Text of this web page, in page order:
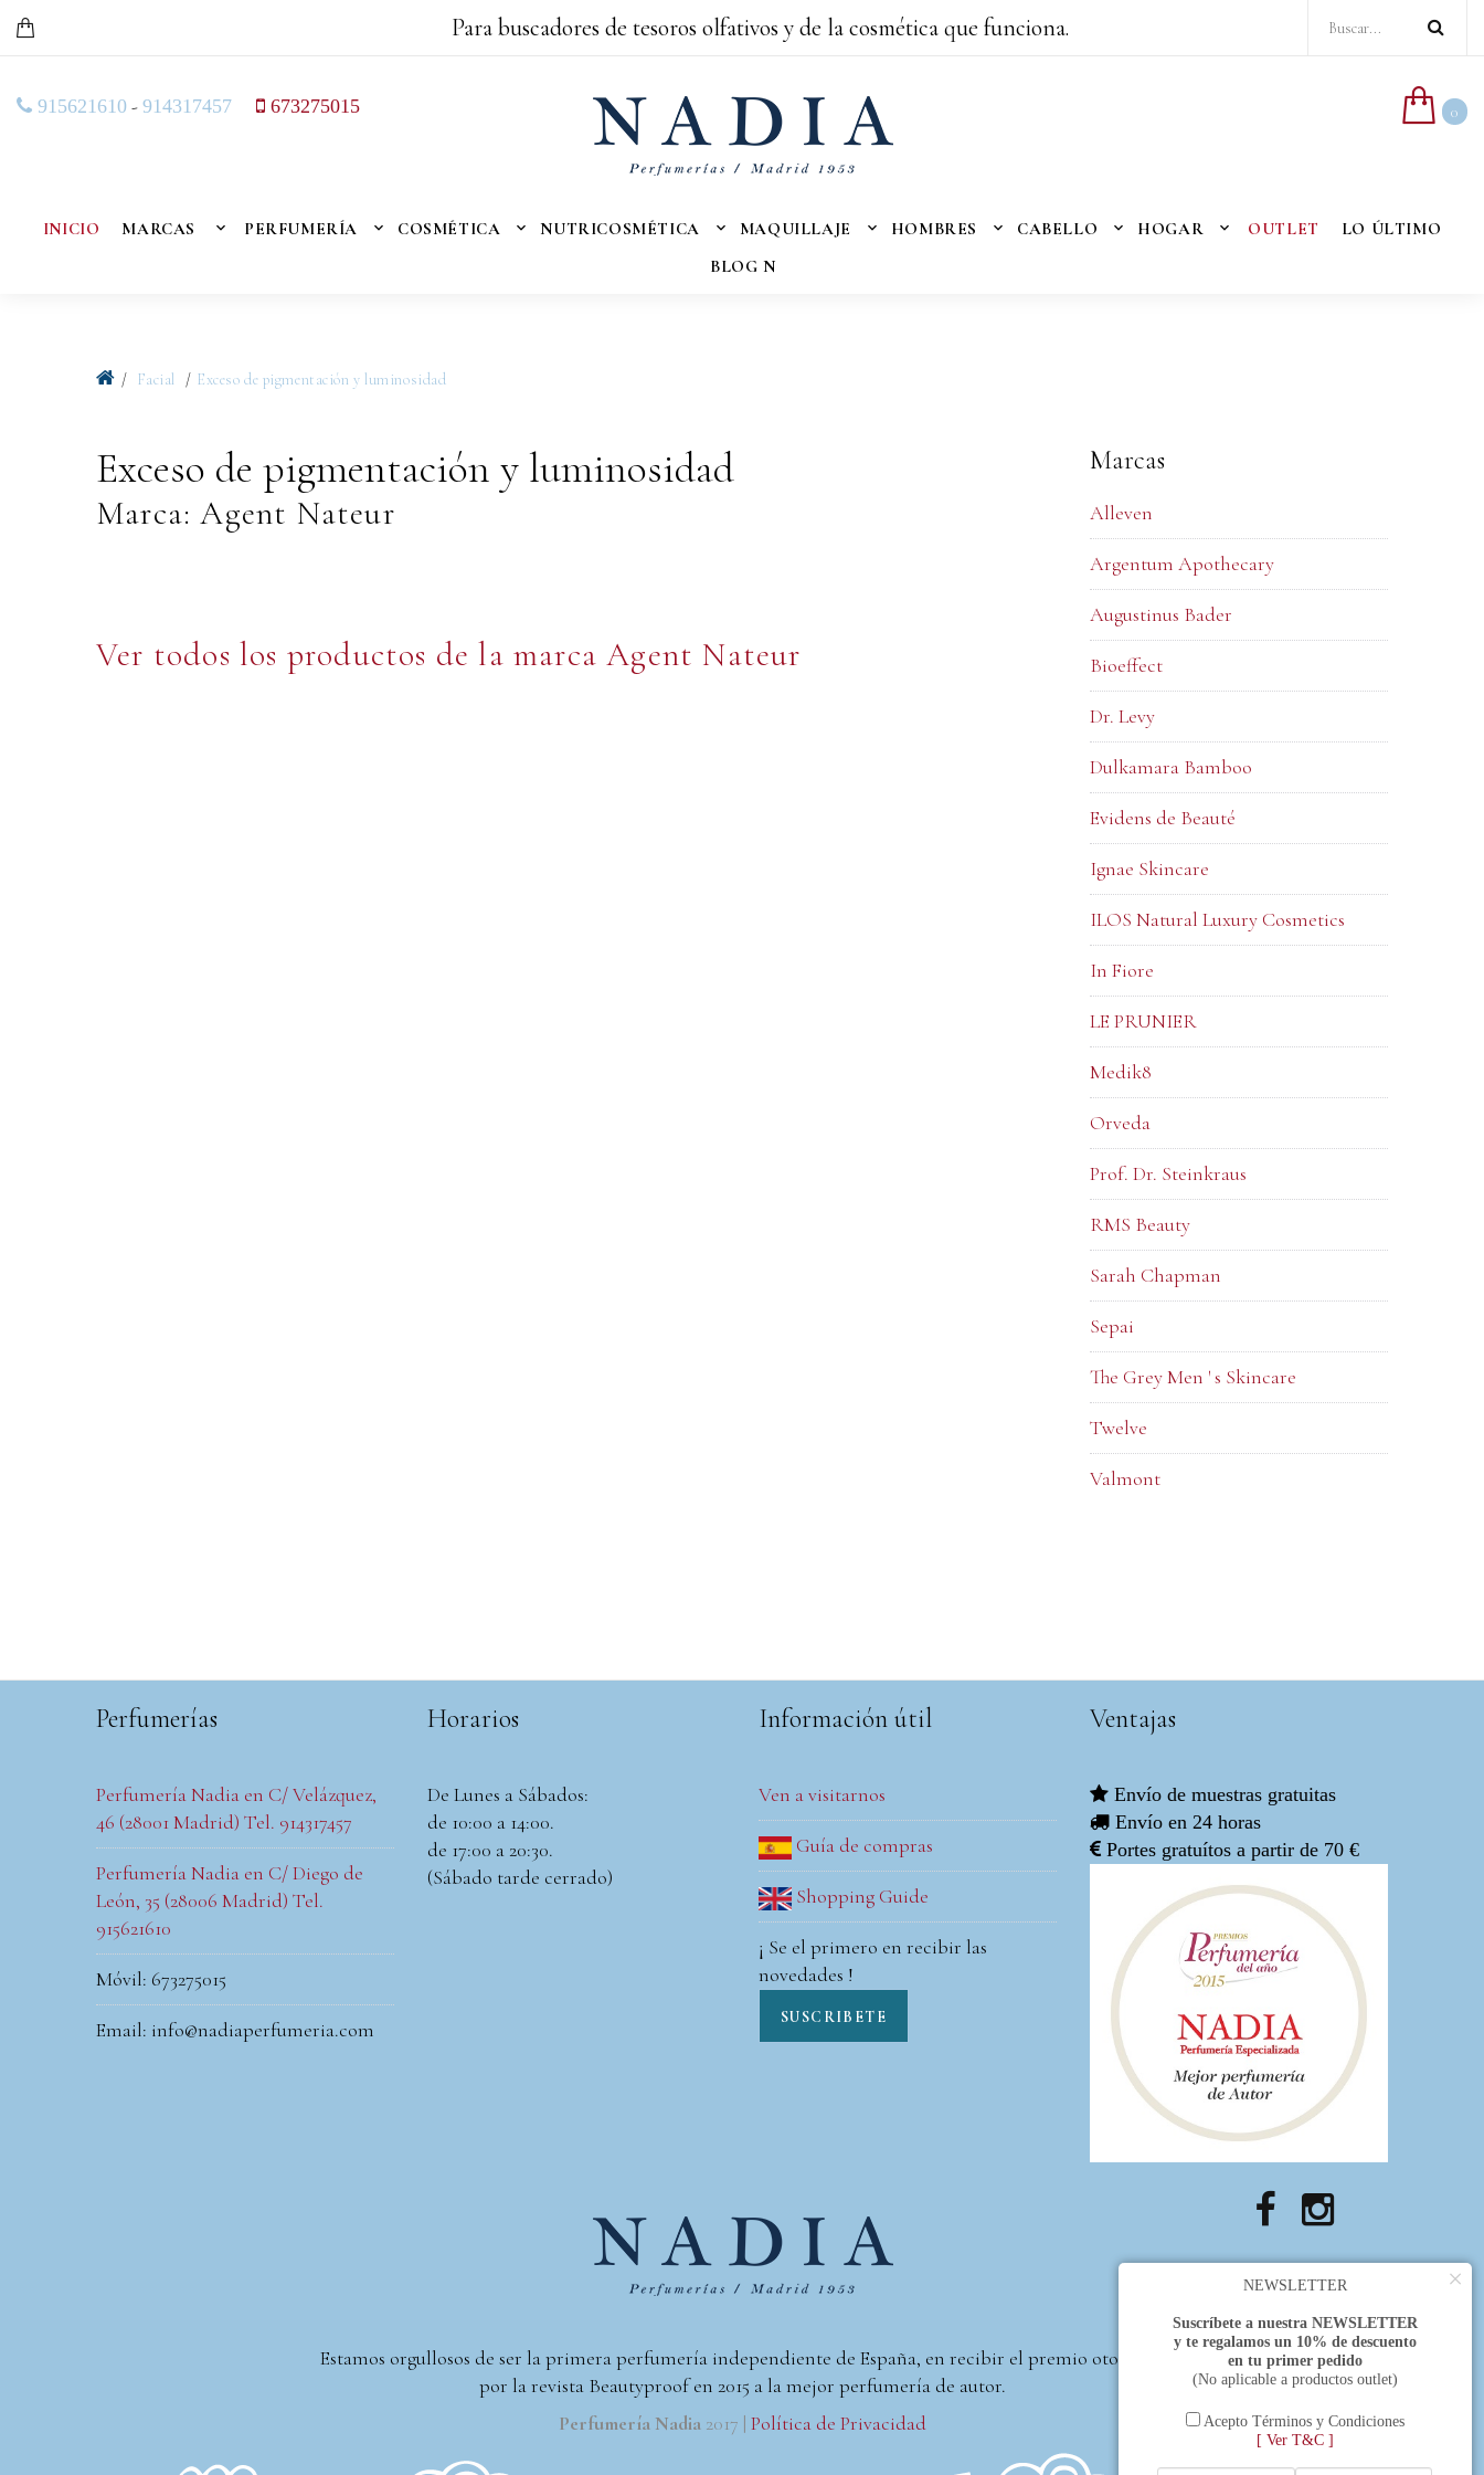
Para buscadores de tesoros olfativos y de la cosmética que funciona.
915621610 - 914317457 673275015 0
INICIO MARCAS PERFUMERÍA COSMÉTICA NUTRICOSMÉTICA MAQUILLAJE HOMBRES CABELLO HOGAR OUTLET
LO ÚLTIMO
BLOG N
Facial Exceso de pigmentación y luminosidad
Exceso de pigmentación y luminosidad
Marca: Agent Nateur
Ver todos los productos de la marca Agent Nateur
Marcas
Alleven
Argentum Apothecary
Augustinus Bader
Bioeffect
Dr. Levy
Dulkamara Bamboo
Evidens de Beauté
Ignae Skincare
ILOS Natural Luxury Cosmetics
In Fiore
LE PRUNIER
Medik8
Orveda
Prof. Dr. Steinkraus
RMS Beauty
Sarah Chapman
Sepai
The Grey Men ' s Skincare
Twelve
Valmont
Horarios
De Lunes a Sábados:
de 10:00 a 14:00.
de 17:00 a 20:30.
(Sábado tarde cerrado)
Información útil
Ven a visitarnos
Guía de compras
Shopping Guide
¡ Se el primero en recibir las
novedades !
SUSCRIBETE
Perfumerías
Perfumería Nadia en C/ Velázquez,
46 (28001 Madrid) Tel. 914317457
Perfumería Nadia en C/ Diego de
León, 35 (28006 Madrid) Tel.
915621610
Móvil: 673275015
Email: info@nadiaperfumeria.com
Ventajas
Envío de muestras gratuitas
Envío en 24 horas
Portes gratuítos a partir de 70 €
Estamos orgullosos de ser la primera perfumería independiente de España, en recibir el premio otorgado
por la revista Beautyproof en 2015 a la mejor perfumería de autor.
Perfumería Nadia2017 | Política de Privacidad
×
NEWSLETTER
Suscríbete a nuestra NEWSLETTER
y te regalamos un 10% de descuento
en tu primer pedido
(No aplicable a productos outlet)
Acepto Términos y Condiciones
[ Ver T&C ]